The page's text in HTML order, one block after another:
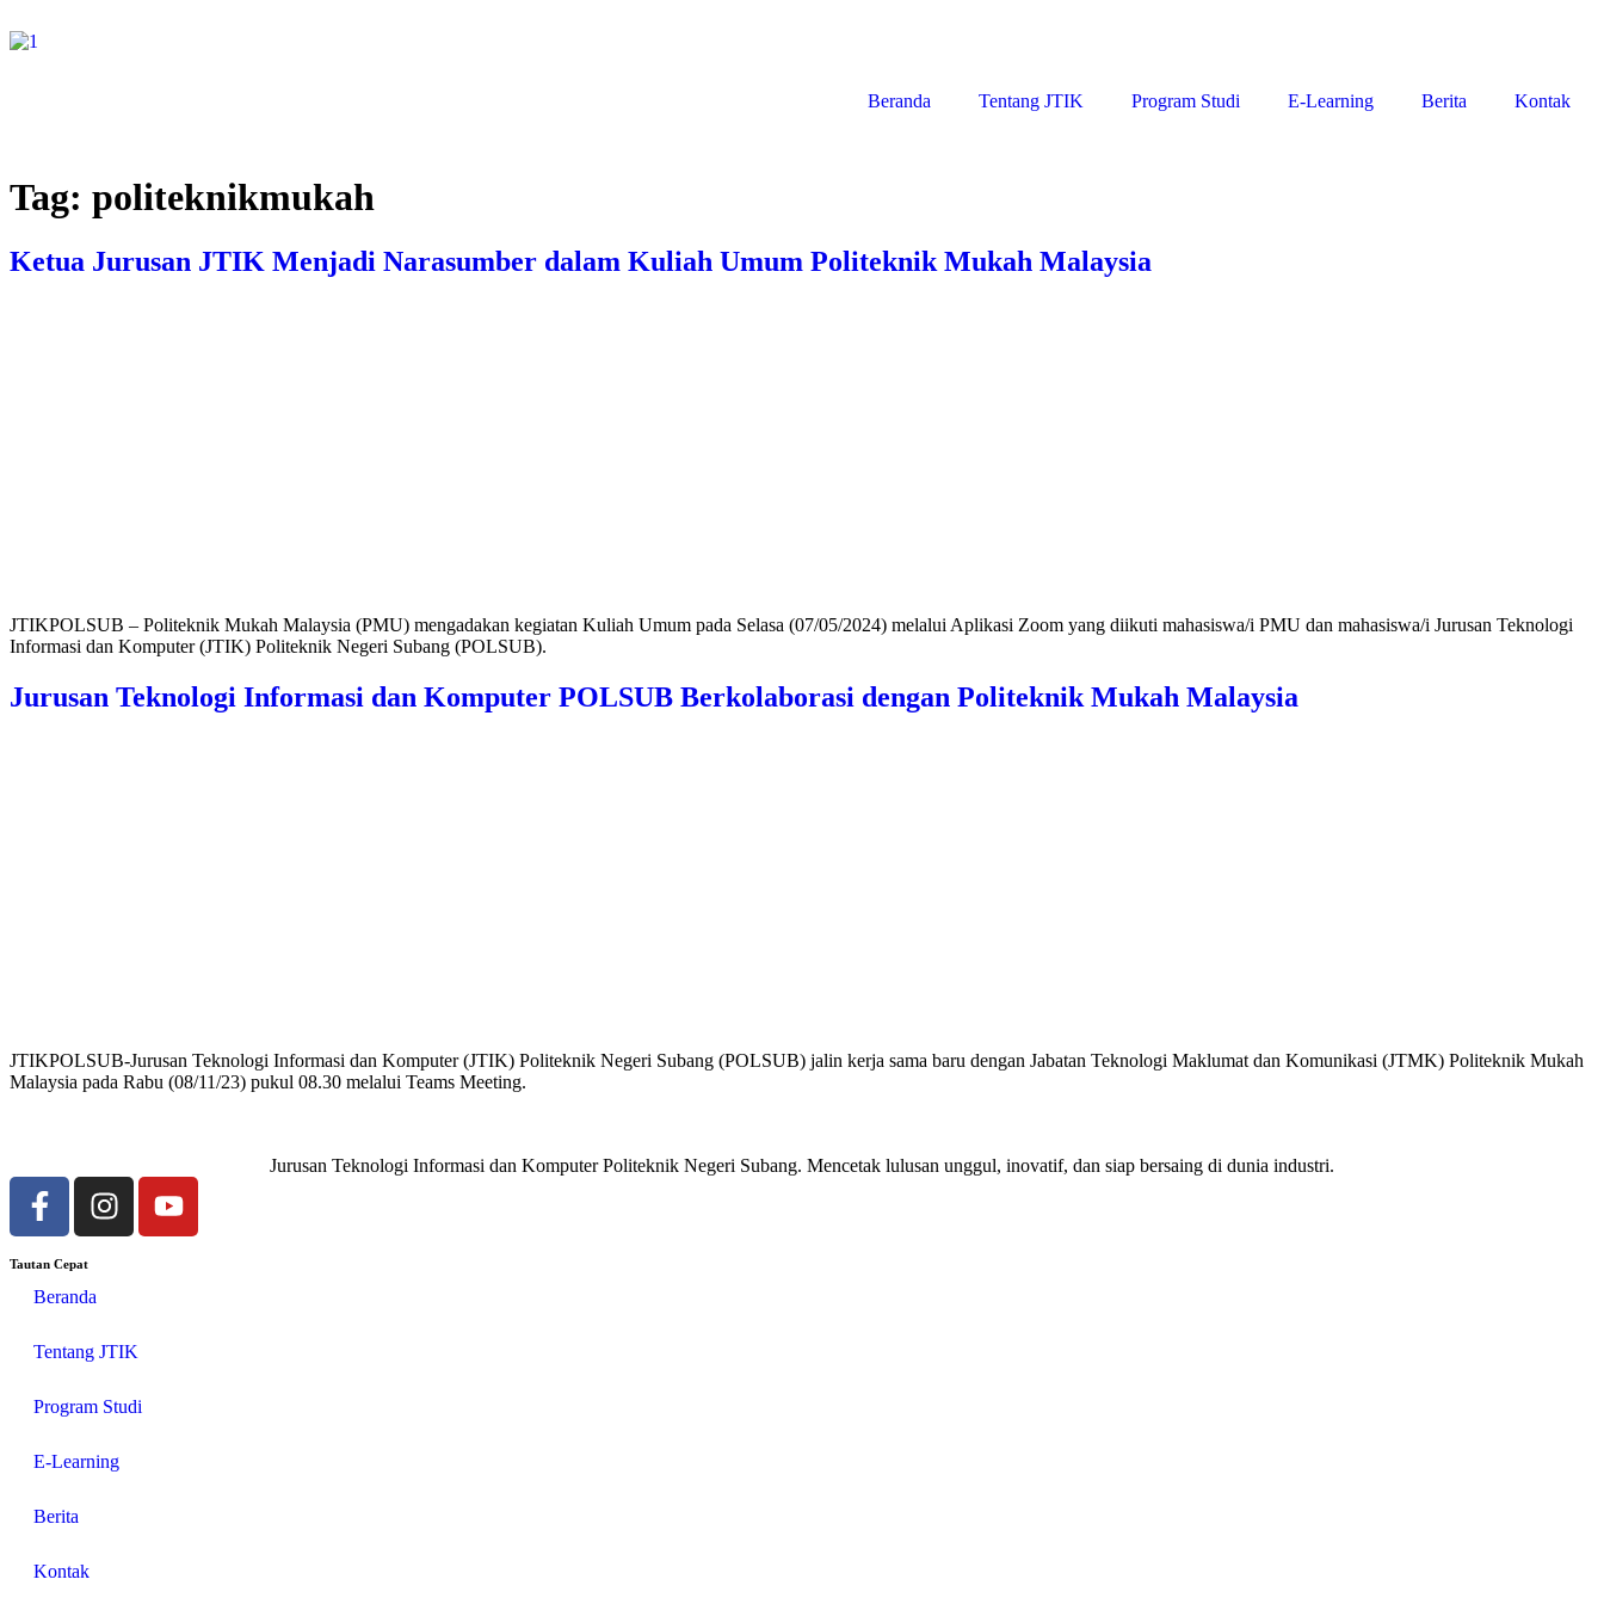
Beranda Tentang JTIK Program Studi E-Learning Berita Kontak
Tag: politeknikmukah
Ketua Jurusan JTIK Menjadi Narasumber dalam Kuliah Umum Politeknik Mukah Malaysia
JTIKPOLSUB – Politeknik Mukah Malaysia (PMU) mengadakan kegiatan Kuliah Umum pada Selasa (07/05/2024) melalui Aplikasi Zoom yang diikuti mahasiswa/i PMU dan mahasiswa/i Jurusan Teknologi
Informasi dan Komputer (JTIK) Politeknik Negeri Subang (POLSUB).
Jurusan Teknologi Informasi dan Komputer POLSUB Berkolaborasi dengan Politeknik Mukah Malaysia
JTIKPOLSUB-Jurusan Teknologi Informasi dan Komputer (JTIK) Politeknik Negeri Subang (POLSUB) jalin kerja sama baru dengan Jabatan Teknologi Maklumat dan Komunikasi (JTMK) Politeknik Mukah
Malaysia pada Rabu (08/11/23) pukul 08.30 melalui Teams Meeting.
Jurusan Teknologi Informasi dan Komputer Politeknik Negeri Subang. Mencetak lulusan unggul, inovatif, dan siap bersaing di dunia industri.
Tautan Cepat
Beranda
Tentang JTIK
Program Studi
E-Learning
Berita
Kontak